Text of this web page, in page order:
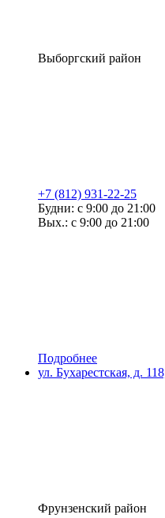
Выборгский район
+7 (812) 931-22-25
Будни: с 9:00 до 21:00
Вых.: с 9:00 до 21:00
Подробнее
ул. Бухарестская, д.
Фрунзенский район